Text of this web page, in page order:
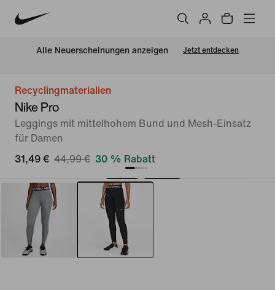
Alle Neuerscheinungen anzeigen Jetzt entdecken
Recyclingmaterialien
Nike Pro
Leggings mit mittelhohem Bund und Mesh-Einsatz
für Damen
31,49 € 44,99 € 30 % Rabatt